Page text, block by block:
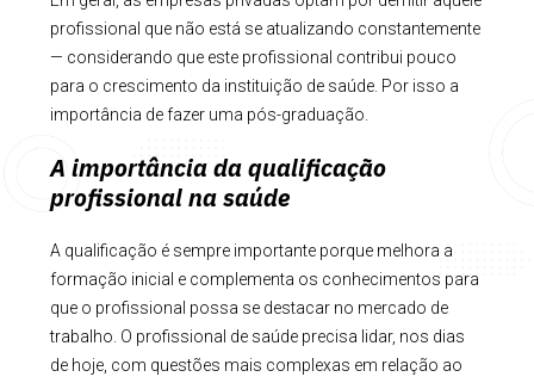
profissional que não está se atualizando constantemente
— considerando que este profissional contribui pouco
para o crescimento da instituição de saúde. Por isso a
importância de fazer uma pós-graduação.
A importância da qualificação
profissional na saúde
A qualificação é sempre importante porque melhora a
formação inicial e complementa os conhecimentos para
que o profissional possa se destacar no mercado de
trabalho. O profissional de saúde precisa lidar, nos dias
de hoje, com questões mais complexas em relação ao